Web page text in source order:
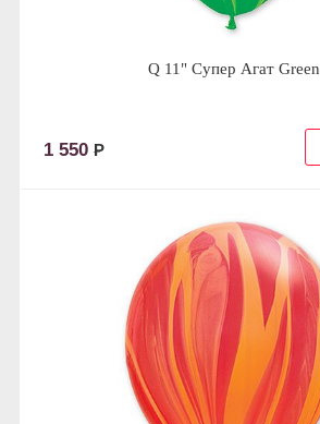
Q 11" Супер Агат Green
1 550 Р